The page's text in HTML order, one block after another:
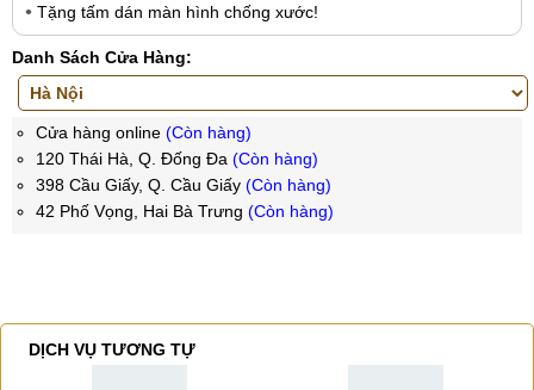
Tặng tấm dán màn hình chống xước!
Danh Sách Cửa Hàng:
Cửa hàng online (Còn hàng)
120 Thái Hà, Q. Đống Đa (Còn hàng)
398 Cầu Giấy, Q. Cầu Giấy (Còn hàng)
42 Phố Vọng, Hai Bà Trưng (Còn hàng)
DỊCH VỤ TƯƠNG TỰ